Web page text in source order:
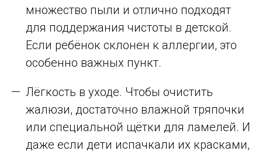
множество пыли и отлично подходят
для поддержания чистоты в детской.
Если ребёнок склонен к аллергии, это
особенно важных пункт.
Лёгкость в уходе. Чтобы очистить
жалюзи, достаточно влажной тряпочки
или специальной щётки для ламелей. И
даже если дети испачкали их красками,